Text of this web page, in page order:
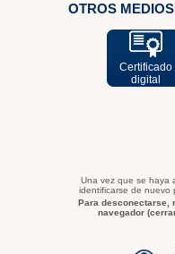
OTROS
Certificado
digital
Una vez que se haya
identificarse de nuevo
Para desconectarse,
navegador